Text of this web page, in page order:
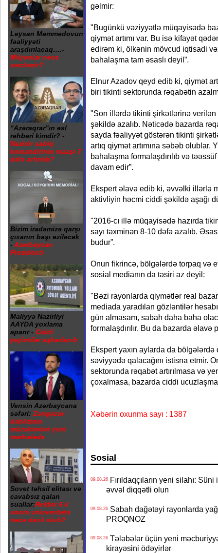
Leysan Məmmədovun
fəaliyyəti
araşdırılacaq….-
Milyonlar necə
xərclənir?
“Azəraqrar”ın əsl
rəhbəri kimdir? -
Nazirin sabiq
komandirinin maaşı 7
dəfə artırılıb?
Bizim iradəmizə qarşı
çıxanın başı əziləcək
- Azərbaycan
Prezidenti
Maliyyə Nazirliyi
AAYDA yoxlama
aparır - Ciddi
yeyintilər aşkarlanıb
Vensin Azərbaycana
səfəri: Zəngəzur
dəhlizinin
müzakirələri yeni
mərhələdə
Sovet təhsil elitası və
cavabsız qalan
suallar:Rektor 6 il
sonra universitetə
necə daxil olub?
gəlmir:
"Bugünkü vəziyyətlə müqayisədə
qiymət artımı var. Bu isə kifayət
edirəm ki, ölkənin mövcud iqtisadi
bahalaşma tam əsaslı deyil”.
Elnur Azadov qeyd edib ki, qiymət
biri tikinti sektorunda rəqabətin
"Son illərdə tikinti şirkətlərinə verilən
şəkildə azalıb. Nəticədə bazarda
sayda fəaliyyət göstərən tikinti
artıq qiymət artımına səbəb
bahalaşma formalaşdırılıb və
davam edir”.
Ekspert əlavə edib ki, əvvəlki illərlə
aktivliyin həcmi ciddi şəkildə aşağı
"2016-cı illə müqayisədə hazırda
sayı təxminən 8-10 dəfə azalıb.
budur”.
Onun fikrincə, bölgələrdə torpaq və
sosial medianın da təsiri az deyil:
"Bəzi rayonlarda qiymətlər real
mediada yaradılan gözləntilər
gün almasam, sabah daha baha
formalaşdırılır. Bu da bazarda əlavə
Ekspert yaxın aylarda da
səviyyədə qalacağını istisna etmir.
sektorunda rəqabət artırılmasa və
çoxalmasa, bazarda ciddi
Xəbərin oxunma sayı : 1387
Sosial
09.08.26Fırıldaqçıların yeni silahı:
əvvəl diqqətli olun
09.08.26Sabah dağətəyi rayonlarda
PROQNOZ
09.08.26Tələbələr üçün yeni
kirayəsini ödəyirlər